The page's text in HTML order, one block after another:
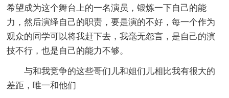
希望成为这个舞台上的一名演员，锻炼一下自己的能
力，然后演绎自己的职责，要是演的不好，每一个作为
观众的同学可以将我赶下去，我毫无怨言，是自己的演
技不行，也是自己的能力不够。
与和我竞争的这些哥们儿和姐们儿相比我有很大的
差距，唯一和他们